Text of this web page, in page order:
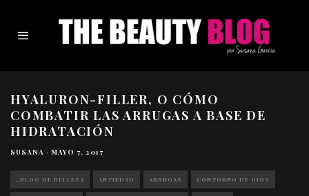
HYALURON-FILLER, O CÓMO
COMBATIR LAS ARRUGAS A BASE DE
HIDRATACIÓN
SUSANA · MAYO 7, 2017
_BLOG DE BELLEZA ANTIEDAD ARRUGAS CONTORNO DE OJOS